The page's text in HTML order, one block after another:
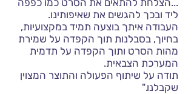
...הצלחת להתאים את הסרט כמו כפפה
ליד ובכך להגשים את שאיפותינו.
העבודה איתך בוצעה תמיד במקצועיות,
בחיוך, בסבלנות תוך הקפדה על שמירת
מהות הסרט ותוך הקפדה על תדמית
המערכת הצבאית.
תודה על שיתוף הפעולה והתוצר המצוין
שקבלנו."